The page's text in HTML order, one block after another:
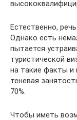
Естественно,
Однако есть
пытается
туристической
на такие факты
теневая
70%.
Чтобы иметь